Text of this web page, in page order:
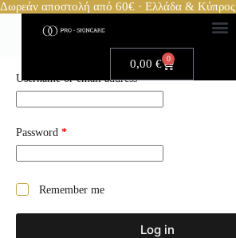
Δωρεάν αποστολή από 60€ · Ελλάδα & Κύπρος
0,00€ 0
Username or email address*
Password *
Remember me
Log in